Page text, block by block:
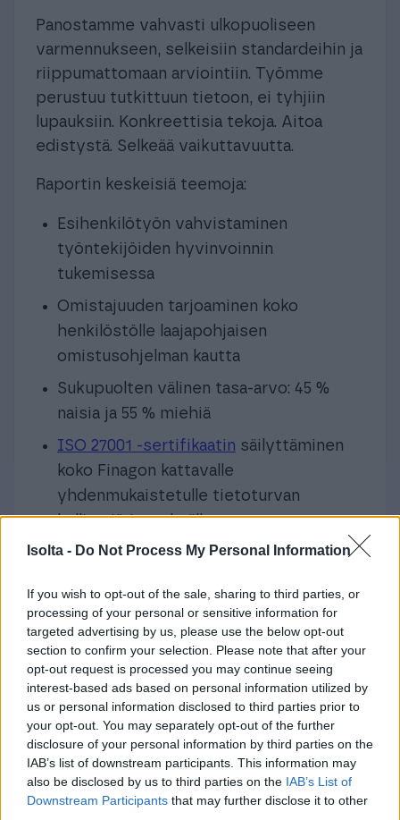
Isolta - Do Not Process My Personal Information
If you wish to opt-out of the sale, sharing to third parties, or
processing of your personal or sensitive information for
targeted advertising by us, please use the below opt-out
section to confirm your selection. Please note that after your
opt-out request is processed you may continue seeing
interest-based ads based on personal information utilized by
us or personal information disclosed to third parties prior to
your opt-out. You may separately opt-out of the further
disclosure of your personal information by third parties on the
IAB’s list of downstream participants. This information may
also be disclosed by us to third parties on the IAB’s List of
Downstream Participants that may further disclose it to other
Panostamme vahvasti ulkopuoliseen
varmennukseen, selkeisiin standardeihin ja
riippumattomaan arviointiin. Työmme
perustuu tutkittuun tietoon, ei tyhjiin
lupauksiin. Konkreettisia tekoja. Aitoa
edistystä. Selkeää vaikuttavuutta.
Raportin keskeisiä teemoja:
Esihenkilötyön vahvistaminen
työntekijöiden hyvinvoinnin
tukemisessa
Omistajuuden tarjoaminen koko
henkilöstölle laajapohjaisen
omistusohjelman kautta
Sukupuolten välinen tasa-arvo: 45 %
naisia ja 55 % miehiä
ISO 27001 -sertifikaatin säilyttäminen
koko Finagon kattavalle
yhdenmukaistetulle tietoturvan
hallintajärjestelmälle
Toimitusketjun vastuullisuuskyselyt,
sitouttaminen Finagon eettisiin
periaatteisiin
EcoVadis Gold -tunnustus toista vuotta
peräkkäin.
Tämä on ensimmäinen
vastuullisuuskatsauksemme yhtenä
pohjoismaisena yhtiönä sen jälkeen, kun
Accountor Software, Heeros ja